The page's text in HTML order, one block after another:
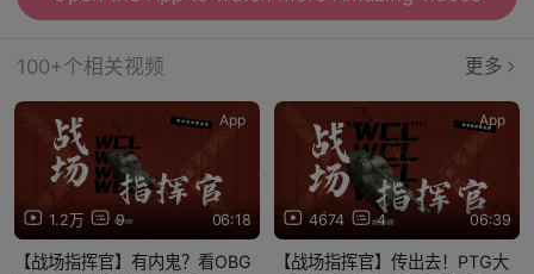
100+个相关视频 更多
1.2万 9 06:18
App
【战场指挥官】有内鬼？看OBG
4674 4 06:39
App
【战场指挥官】传出去！PTG大